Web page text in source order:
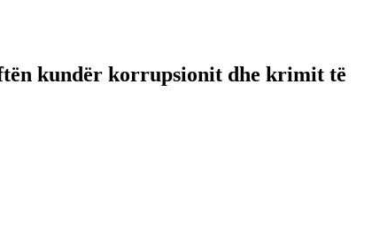
kundër korrupsionit dhe krimit të